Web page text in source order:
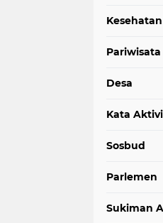
Pariwisata
Desa
Kata
Sosbud
Parlemen
Sukiman